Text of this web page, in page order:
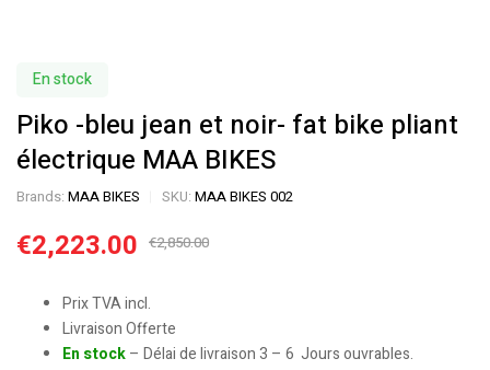
En stock
Piko -bleu jean et noir- fat bike pliant
électrique MAA BIKES
Brands: MAA BIKES SKU: MAA BIKES 002
€2,850.00
€2,223.00
Prix TVA incl.
Livraison Offerte
En stock– Délai de livraison 3 – 6 Jours ouvrables.